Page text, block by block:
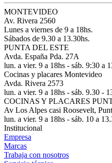
MONTEVIDEO
Av. Rivera 2560
Lunes a viernes de 9 a 18hs.
Sábados de 9.30 a 13.30hs.
PUNTA DEL ESTE
Avda. España Pda. 27A
lun. a vier. 9 a 18hs - sáb. 9:30 a
Cocinas y placares Montevideo
Avda. Rivera 2573
lun. a vier. 9 a 18hs - sáb. 9.30 -
COCINAS Y PLACARES
Av Los Alpes casi Roosevelt,
lun. a vier. 9 a 18hs - sáb. 10 a
Institucional
Empresa
Marcas
Trabaja con nosotros